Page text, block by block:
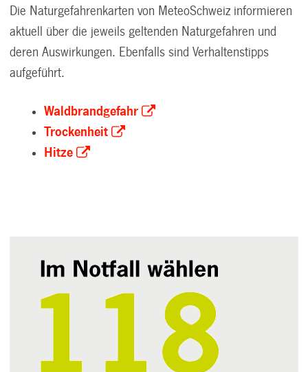
Die Naturgefahrenkarten von MeteoSchweiz informieren
aktuell über die jeweils geltenden Naturgefahren und
deren Auswirkungen. Ebenfalls sind Verhaltenstipps
aufgeführt.
Waldbrandgefahr
Trockenheit
Hitze